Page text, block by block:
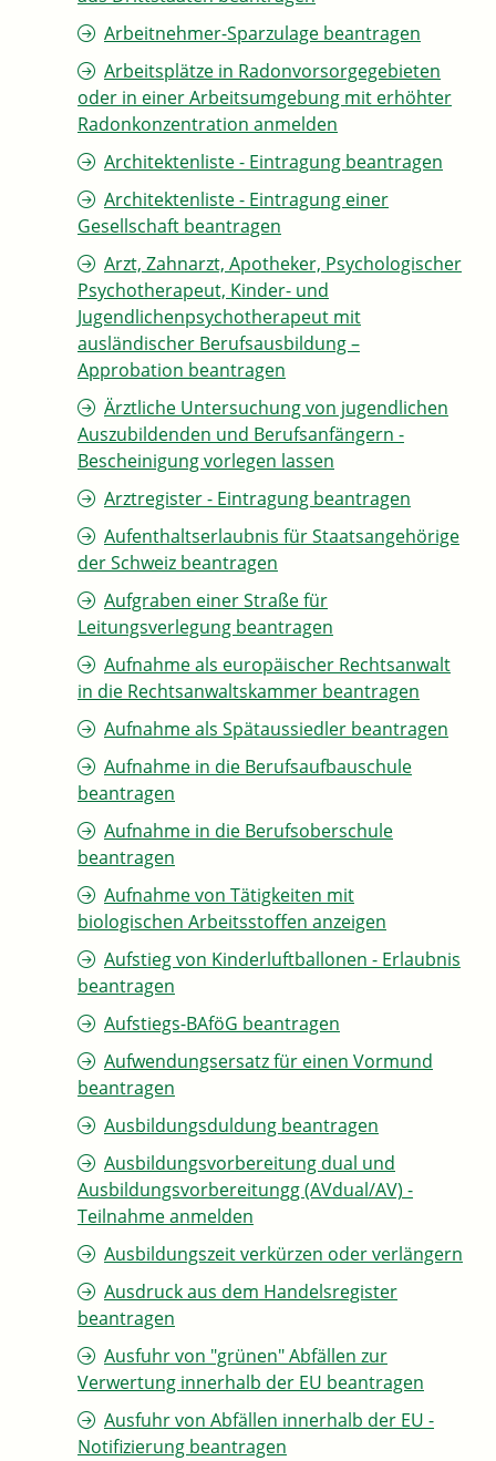
Arbeitnehmer-Sparzulage beantragen
Arbeitsplätze in Radonvorsorgegebieten
oder in einer Arbeitsumgebung mit erhöhter
Radonkonzentration anmelden
Architektenliste - Eintragung beantragen
Architektenliste - Eintragung einer
Gesellschaft beantragen
Arzt, Zahnarzt, Apotheker, Psychologischer
Psychotherapeut, Kinder- und
Jugendlichenpsychotherapeut mit
ausländischer Berufsausbildung –
Approbation beantragen
Ärztliche Untersuchung von jugendlichen
Auszubildenden und Berufsanfängern -
Bescheinigung vorlegen lassen
Arztregister - Eintragung beantragen
Aufenthaltserlaubnis für Staatsangehörige
der Schweiz beantragen
Aufgraben einer Straße für
Leitungsverlegung beantragen
Aufnahme als europäischer Rechtsanwalt
in die Rechtsanwaltskammer beantragen
Aufnahme als Spätaussiedler beantragen
Aufnahme in die Berufsaufbauschule
beantragen
Aufnahme in die Berufsoberschule
beantragen
Aufnahme von Tätigkeiten mit
biologischen Arbeitsstoffen anzeigen
Aufstieg von Kinderluftballonen - Erlaubnis
beantragen
Aufstiegs-BAföG beantragen
Aufwendungsersatz für einen Vormund
beantragen
Ausbildungsduldung beantragen
Ausbildungsvorbereitung dual und
Ausbildungsvorbereitungg (AVdual/AV) -
Teilnahme anmelden
Ausbildungszeit verkürzen oder verlängern
Ausdruck aus dem Handelsregister
beantragen
Ausfuhr von "grünen" Abfällen zur
Verwertung innerhalb der EU beantragen
Ausfuhr von Abfällen innerhalb der EU -
Notifizierung beantragen